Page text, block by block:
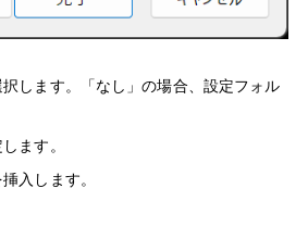
します。「なし」の場合、設定フォル
ます。
入します。